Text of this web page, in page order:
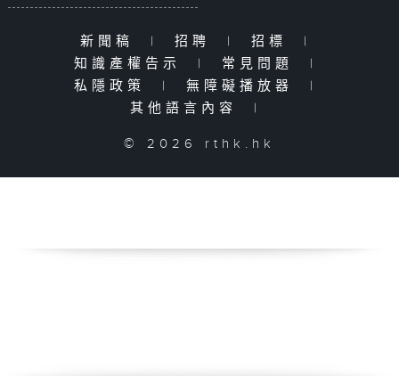
新聞稿 | 招聘 | 招標
|
知識產權告示
| 常見問題
|
私隱政策
| 無障礙播放器
|
其他語言內容
|
© 2026 rthk.hk